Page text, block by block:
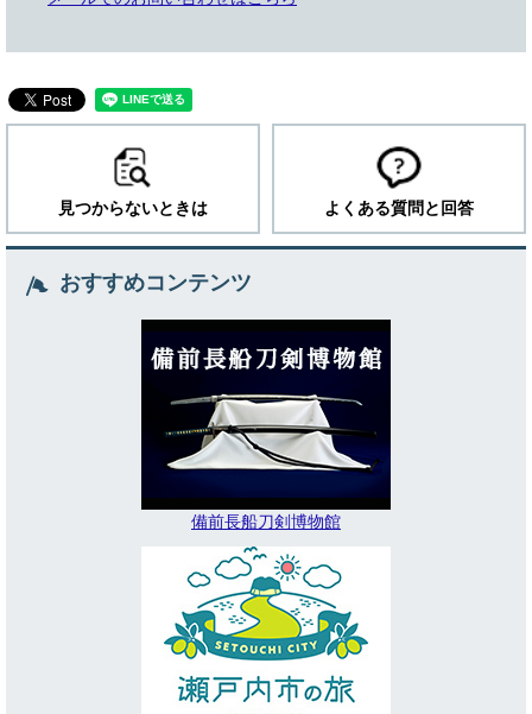
見つからないときは よくある質問と回答
おすすめコンテンツ
備前長船刀剣博物館